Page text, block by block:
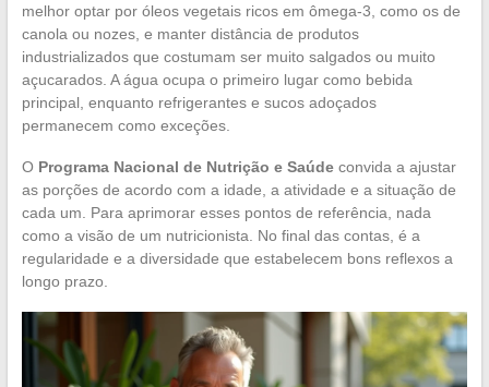
melhor optar por óleos vegetais ricos em ômega-3, como os de
canola ou nozes, e manter distância de produtos
industrializados que costumam ser muito salgados ou muito
açucarados. A água ocupa o primeiro lugar como bebida
principal, enquanto refrigerantes e sucos adoçados
permanecem como exceções.
O Programa Nacional de Nutrição e Saúdeconvida a ajustar
as porções de acordo com a idade, a atividade e a situação de
cada um. Para aprimorar esses pontos de referência, nada
como a visão de um nutricionista. No final das contas, é a
regularidade e a diversidade que estabelecem bons reflexos a
longo prazo.